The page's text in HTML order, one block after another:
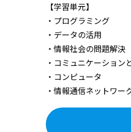
【学習単元】
・プログラミング
・データの活用
・情報社会の問題解決
・コミュニケーション
・コンピュータ
・情報通信ネットワー